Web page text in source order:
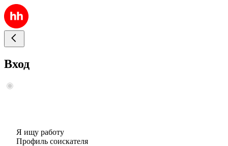
Вход
Я ищу работу
Профиль соискателя